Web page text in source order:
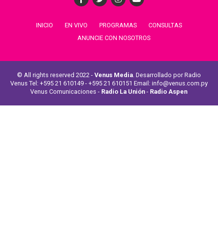
INICIO EN VIVO PROGRAMAS
CONSULTAS
ANUNCIE CON NOSOTROS
© All rights reserved 2022 - Venus Media. Desarrollado por Radio
Venus Tel: +595 21 610149 - +595 21 610151 Email: info@venus.com.py
Venus Comunicaciones - Radio La Unión - Radio Aspen